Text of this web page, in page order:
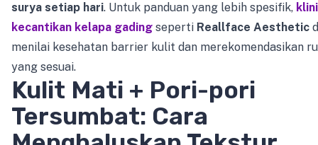
surya setiap hari. Untuk panduan yang lebih spesifik,
kecantikan kelapa gading seperti Reallface Aesthetic
menilai kesehatan barrier kulit dan merekomendasikan
yang sesuai.
Kulit Mati + Pori-pori
Tersumbat: Cara